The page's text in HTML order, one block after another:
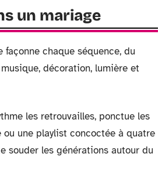
un mariage
façonne chaque séquence, du
décoration, lumière et
les retrouvailles, ponctue les
ou une playlist concoctée à quatre
souder les générations autour du